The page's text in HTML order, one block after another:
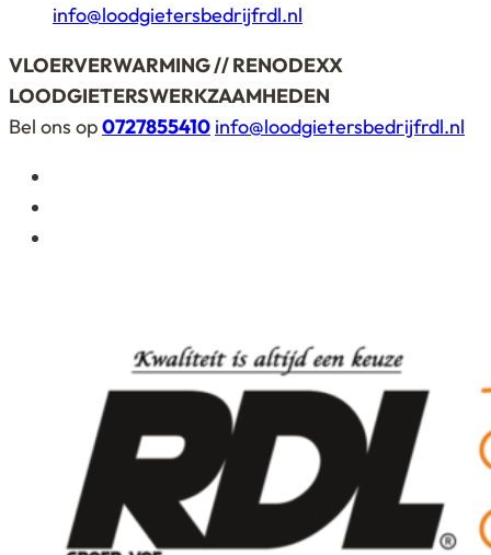
info@loodgietersbedrijfrdl.nl
VLOERVERWARMING // RENODEXX
LOODGIETERSWERKZAAMHEDEN
Bel ons op0727855410 info@loodgietersbedrijfrdl.nl